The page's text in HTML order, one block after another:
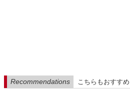
Recommendations こちらもおすすめ